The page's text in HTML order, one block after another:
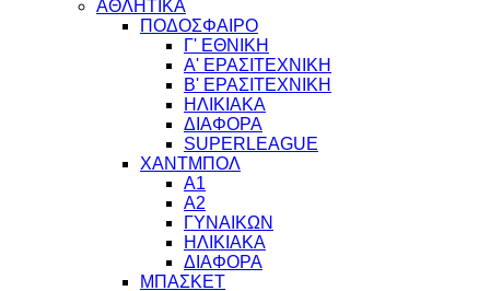
ΑΘΛΗΤΙΚΑ
ΠΟΔΟΣΦΑΙΡΟ
Γ' ΕΘΝΙΚΗ
Α' ΕΡΑΣΙΤΕΧΝΙΚΗ
Β' ΕΡΑΣΙΤΕΧΝΙΚΗ
ΗΛΙΚΙΑΚΑ
ΔΙΑΦΟΡΑ
SUPERLEAGUE
ΧΑΝΤΜΠΟΛ
Α1
Α2
ΓΥΝΑΙΚΩΝ
ΗΛΙΚΙΑΚΑ
ΔΙΑΦΟΡΑ
ΜΠΑΣΚΕΤ